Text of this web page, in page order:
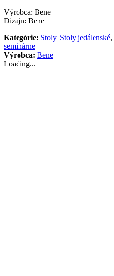
Výrobca: Bene
Dizajn: Bene
Kategórie: Stoly, Stoly jedálenské,
seminárne
Výrobca: Bene
Loading...